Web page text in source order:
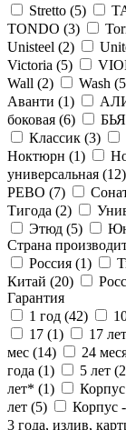
Stretto (5)
TONDO (3)
Unisteel (2)
Victoria (5)
Wall (2) Wash (5
Аванти (1)
боковая (6)
Классик (3)
Ноктюрн (1)
универсальная (12)
РЕВО (7)
Тигода (2)
Этюд (5)
Страна
Россия (1)
Китай (20)
Гарантия
1 год (42)
17 (1) 17
мес (14) 24
года (1) 5 лет (
лет* (1)
лет (5)
Корпус
3 года, излив,